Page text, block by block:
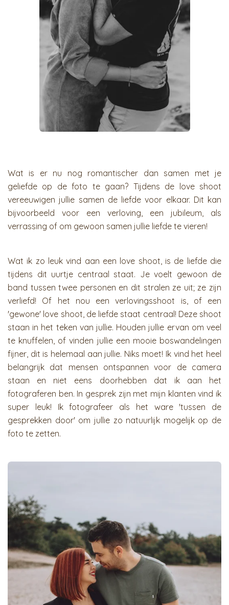
Wat is er nu nog romantischer dan samen met je
geliefde op de foto te gaan? Tijdens de love shoot
vereeuwigen jullie samen de liefde voor elkaar. Dit kan
bijvoorbeeld voor een verloving, een jubileum, als
verrassing of om gewoon samen jullie liefde te vieren!
Wat ik zo leuk vind aan een love shoot, is de liefde die
tijdens dit uurtje centraal staat. Je voelt gewoon de
band tussen twee personen en dit stralen ze uit; ze zijn
verliefd! Of het nou een verlovingsshoot is, of een
'gewone' love shoot, de liefde staat centraal! Deze shoot
staan in het teken van jullie. Houden jullie ervan om veel
te knuffelen, of vinden jullie een mooie boswandelingen
fijner, dit is helemaal aan jullie. Niks moet! Ik vind het heel
belangrijk dat mensen ontspannen voor de camera
staan en niet eens doorhebben dat ik aan het
fotograferen ben. In gesprek zijn met mijn klanten vind ik
super leuk! Ik fotografeer als het ware 'tussen de
gesprekken door' om jullie zo natuurlijk mogelijk op de
foto te zetten.